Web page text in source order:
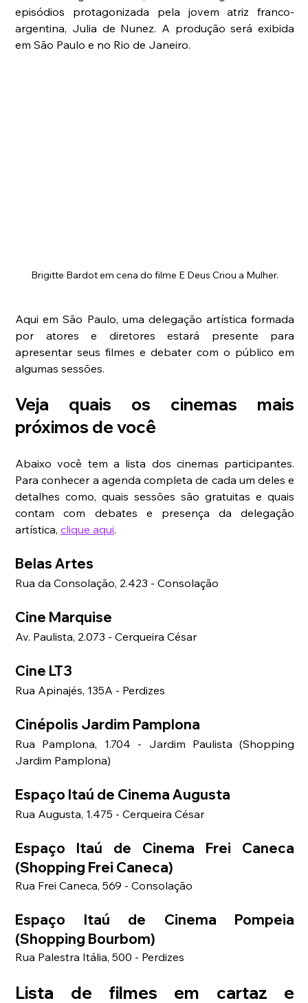
episódios protagonizada pela jovem atriz franco-
argentina, Julia de Nunez. A produção será exibida
em São Paulo e no Rio de Janeiro.
Brigitte Bardot em cena do filme E Deus Criou a Mulher.
Aqui em São Paulo, uma delegação artística formada
por atores e diretores estará presente para
apresentar seus filmes e debater com o público em
algumas sessões.
Veja quais os cinemas mais
próximos de você
Abaixo você tem a lista dos cinemas participantes.
Para conhecer a agenda completa de cada um deles e
detalhes como, quais sessões são gratuitas e quais
contam com debates e presença da delegação
artística, clique aqui.
Belas Artes
Rua da Consolação, 2.423 - Consolação
Cine Marquise
Av. Paulista, 2.073 - Cerqueira César
Cine LT3
Rua Apinajés, 135A - Perdizes
Cinépolis Jardim Pamplona
Rua Pamplona, 1.704 - Jardim Paulista (Shopping
Jardim Pamplona)
Espaço Itaú de Cinema Augusta
Rua Augusta, 1.475 - Cerqueira César
Espaço Itaú de Cinema Frei Caneca
(Shopping Frei Caneca)
Rua Frei Caneca, 569 - Consolação
Espaço Itaú de Cinema Pompeia
(Shopping Bourbom)
Rua Palestra Itália, 500 - Perdizes
Lista de filmes em cartaz e